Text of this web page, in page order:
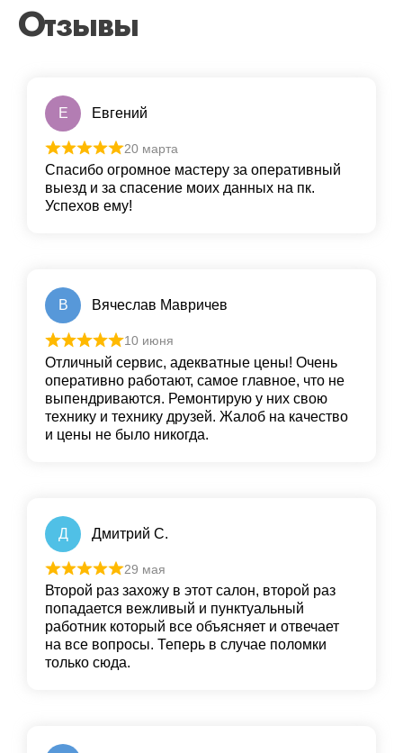
Отзывы
Е Евгений
20 марта
Спасибо огромное мастеру за оперативный
выезд и за спасение моих данных на пк.
Успехов ему!
В Вячеслав Мавричев
10 июня
Отличный сервис, адекватные цены! Очень
оперативно работают, самое главное, что не
выпендриваются. Ремонтирую у них свою
технику и технику друзей. Жалоб на качество
и цены не было никогда.
Д Дмитрий С.
29 мая
Второй раз захожу в этот салон, второй раз
попадается вежливый и пунктуальный
работник который все объясняет и отвечает
на все вопросы. Теперь в случае поломки
только сюда.